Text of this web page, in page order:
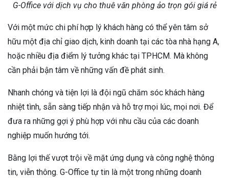
G-Office với dịch vụ cho thuê văn phòng ảo trọn gói giá rẻ
Với một mức chi phí hợp lý khách hàng có thể yên tâm sở
hữu một địa chỉ giao dịch, kinh doanh tại các tòa nhà hạng A,
hoặc nhiều địa điểm lý tưởng khác tại TPHCM. Mà không
cần phải bận tâm về những vấn đề phát sinh.
Nhanh chóng và tiện lợi là đội ngũ chăm sóc khách hàng
nhiệt tình, sẵn sàng tiếp nhận và hỗ trợ mọi lúc, mọi nơi. Để
đưa ra những gợi ý phù hợp với nhu cầu của các doanh
nghiệp muốn hướng tới.
Bằng lợi thế vượt trội về mặt ứng dụng và công nghệ thông
tin, viễn thông. G-Office tự tin là một trong những doanh